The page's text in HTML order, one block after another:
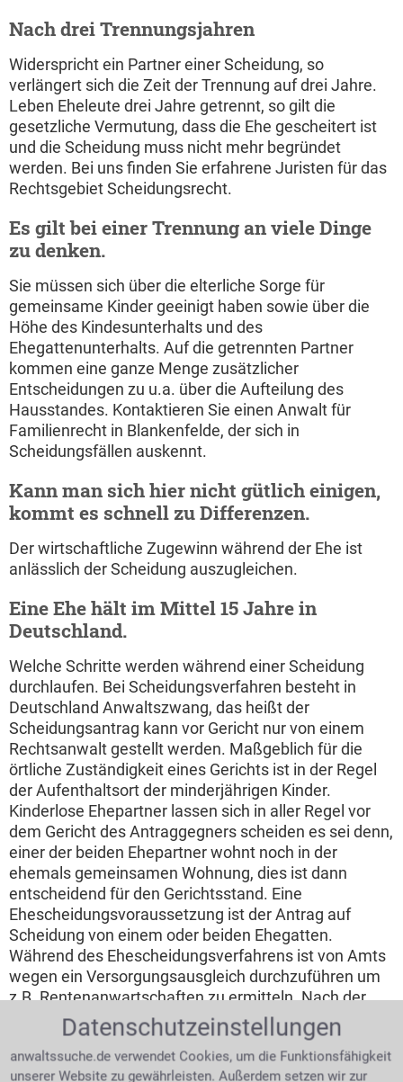
Nach drei Trennungsjahren
Widerspricht ein Partner einer Scheidung, so
verlängert sich die Zeit der Trennung auf drei Jahre.
Leben Eheleute drei Jahre getrennt, so gilt die
gesetzliche Vermutung, dass die Ehe gescheitert ist
und die Scheidung muss nicht mehr begründet
werden. Bei uns finden Sie erfahrene Juristen für das
Rechtsgebiet Scheidungsrecht.
Es gilt bei einer Trennung an viele Dinge
zu denken.
Sie müssen sich über die elterliche Sorge für
gemeinsame Kinder geeinigt haben sowie über die
Höhe des Kindesunterhalts und des
Ehegattenunterhalts. Auf die getrennten Partner
kommen eine ganze Menge zusätzlicher
Entscheidungen zu u.a. über die Aufteilung des
Hausstandes. Kontaktieren Sie einen Anwalt für
Familienrecht in Blankenfelde, der sich in
Scheidungsfällen auskennt.
Kann man sich hier nicht gütlich einigen,
kommt es schnell zu Differenzen.
Der wirtschaftliche Zugewinn während der Ehe ist
anlässlich der Scheidung auszugleichen.
Eine Ehe hält im Mittel 15 Jahre in
Deutschland.
Welche Schritte werden während einer Scheidung
durchlaufen. Bei Scheidungsverfahren besteht in
Deutschland Anwaltszwang, das heißt der
Scheidungsantrag kann vor Gericht nur von einem
Rechtsanwalt gestellt werden. Maßgeblich für die
örtliche Zuständigkeit eines Gerichts ist in der Regel
der Aufenthaltsort der minderjährigen Kinder.
Kinderlose Ehepartner lassen sich in aller Regel vor
dem Gericht des Antraggegners scheiden es sei denn,
einer der beiden Ehepartner wohnt noch in der
ehemals gemeinsamen Wohnung, dies ist dann
entscheidend für den Gerichtsstand. Eine
Ehescheidungsvoraussetzung ist der Antrag auf
Scheidung von einem oder beiden Ehegatten.
Während des Ehescheidungsverfahrens ist von Amts
wegen ein Versorgungsausgleich durchzuführen um
z.B. Rentenanwartschaften zu ermitteln. Nach der
Bestimmung des Versorgungsausgleichs kann der
Scheidungstermin festgelegt werden zu dem die Ehe
schließlich rechtskräftig geschieden wird. Wer
Datenschutzeinstellungen
anwaltssuche.de verwendet Cookies, um die Funktionsfähigkeit
unserer Website zu gewährleisten. Außerdem setzen wir zur